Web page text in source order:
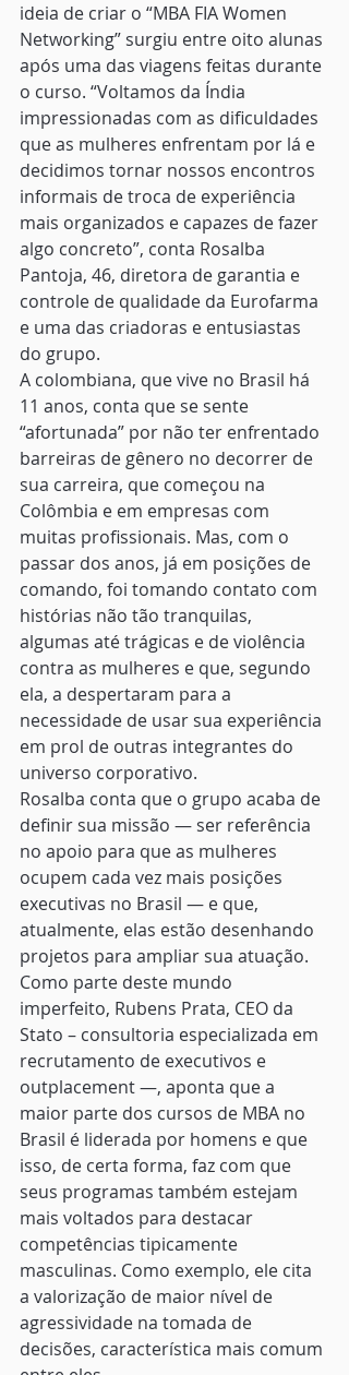
ideia de criar o “MBA FIA Women
Networking” surgiu entre oito alunas
após uma das viagens feitas durante
o curso. “Voltamos da Índia
impressionadas com as dificuldades
que as mulheres enfrentam por lá e
decidimos tornar nossos encontros
informais de troca de experiência
mais organizados e capazes de fazer
algo concreto”, conta Rosalba
Pantoja, 46, diretora de garantia e
controle de qualidade da Eurofarma
e uma das criadoras e entusiastas
do grupo.
A colombiana, que vive no Brasil há
11 anos, conta que se sente
“afortunada” por não ter enfrentado
barreiras de gênero no decorrer de
sua carreira, que começou na
Colômbia e em empresas com
muitas profissionais. Mas, com o
passar dos anos, já em posições de
comando, foi tomando contato com
histórias não tão tranquilas,
algumas até trágicas e de violência
contra as mulheres e que, segundo
ela, a despertaram para a
necessidade de usar sua experiência
em prol de outras integrantes do
universo corporativo.
Rosalba conta que o grupo acaba de
definir sua missão — ser referência
no apoio para que as mulheres
ocupem cada vez mais posições
executivas no Brasil — e que,
atualmente, elas estão desenhando
projetos para ampliar sua atuação.
Como parte deste mundo
imperfeito, Rubens Prata, CEO da
Stato – consultoria especializada em
recrutamento de executivos e
outplacement —, aponta que a
maior parte dos cursos de MBA no
Brasil é liderada por homens e que
isso, de certa forma, faz com que
seus programas também estejam
mais voltados para destacar
competências tipicamente
masculinas. Como exemplo, ele cita
a valorização de maior nível de
agressividade na tomada de
decisões, característica mais comum